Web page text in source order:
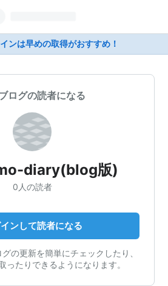
ンは早めの取得がおすすめ！
ログの読者になる
diary(blog版)
0人の読者
ンして読者になる
の更新を簡単にチェックしたり、
ったりできるようになります。